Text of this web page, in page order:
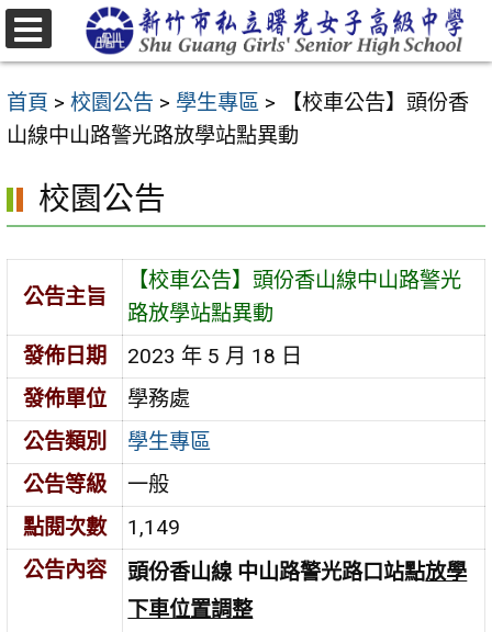
跳
至
要
內
區
首頁 > 校園公告 > 學生專區 >
【校車公告】頭份香
山線中山路警光路放學站點異動
校園公告
公告主旨
【校車公告】頭份香山線中山路警光
路放學站點異動
發佈日期
2023 年 5 月 18 日
發佈單位
學務處
公告類別
學生專區
公告等級
一般
點閱次數
1,149
公告內容
頭份香山線 中山路警光路口站點放學
下車位置調整
選
單